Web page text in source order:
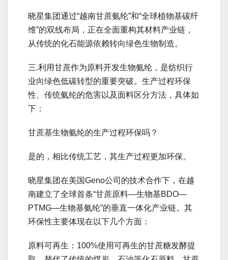
晓星集团通过“越南甘蔗氨纶”和“全球植物基碳纤
维”的双线布局，正在全面重构其材料产业链，
从传统的化石能源依赖转向绿色生物制造。
三.利用甘蔗作为原料开发生物氨纶，是纺织行
业向绿色低碳转型的重要突破。生产过程环保
性、传统氨纶的危害以及面料区分方法，具体如
下：
甘蔗基生物氨纶的生产过程环保吗？
是的，相比传统工艺，其生产过程更加环保。
晓星集团在美国Geno公司的技术合作下，在越
南建立了全球首条“甘蔗原料—生物基BDO—
PTMG—生物基氨纶”的垂直一体化产业链。其
环保性主要体现在以下几个方面：
原料可再生：100%使用可再生的甘蔗糖发酵提